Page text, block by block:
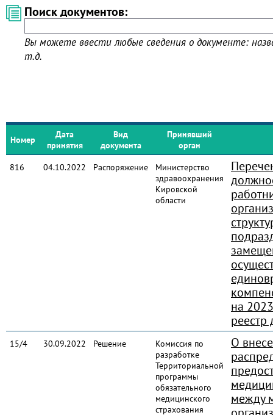
Поиск документов:
Вы можете ввести любые сведения о документе:
т.д.
Номер
Дата
принятия
Вид
документа
Принявший
орган
816
04.10.2022 Распоряжение
Министерство
здравоохранения
Кировской
области
на
реестр
15/4 30.09.2022 Решение
Комиссия по
разработке
Территориальной
программы
обязательного
медицинского
страхования
О
между